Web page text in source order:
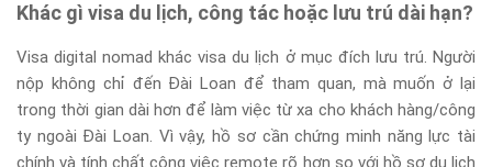
Khác gì visa du lịch, công tác hoặc lưu trú dài hạn?
Visa digital nomad khác visa du lịch ở mục đích lưu trú. Người
nộp không chỉ đến Đài Loan để tham quan, mà muốn ở lại
trong thời gian dài hơn để làm việc từ xa cho khách hàng/công
ty ngoài Đài Loan. Vì vậy, hồ sơ cần chứng minh năng lực tài
chính và tính chất công việc remote rõ hơn so với hồ sơ du lịch